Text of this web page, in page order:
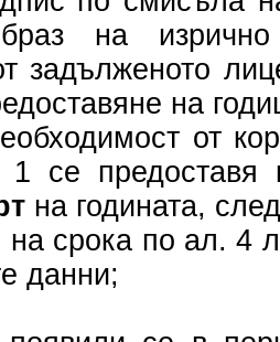
на
задълженото
на
от
се предоставя
на годината,
на срока по ал. 4
данни;